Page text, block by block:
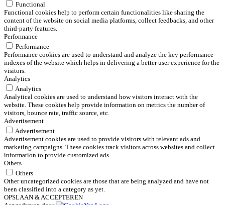
Functional
Functional cookies help to perform certain functionalities like sharing the
content of the website on social media platforms, collect feedbacks, and other
third-party features.
Performance
Performance
Performance cookies are used to understand and analyze the key performance
indexes of the website which helps in delivering a better user experience for the
visitors.
Analytics
Analytics
Analytical cookies are used to understand how visitors interact with the
website. These cookies help provide information on metrics the number of
visitors, bounce rate, traffic source, etc.
Advertisement
Advertisement
Advertisement cookies are used to provide visitors with relevant ads and
marketing campaigns. These cookies track visitors across websites and collect
information to provide customized ads.
Others
Others
Other uncategorized cookies are those that are being analyzed and have not
been classified into a category as yet.
OPSLAAN & ACCEPTEREN